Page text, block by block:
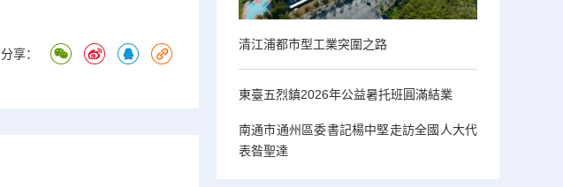
分享：
清江浦都市型工業突圍之路
東臺五烈鎮2026年公益暑托班圓滿結業
南通市通州區委書記楊中堅走訪全國人大代
表昝聖達